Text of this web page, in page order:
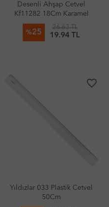
Desenli Ahşap Cetvel
Kf11282 18Cm Karamel
%25
26.63 TL
19.94 TL
favorite_border
Yıldızlar 033 Plastik Cetvel
50Cm